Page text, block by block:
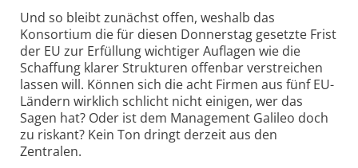
Und so bleibt zunächst offen, weshalb das
Konsortium die für diesen Donnerstag gesetzte Frist
der EU zur Erfüllung wichtiger Auflagen wie die
Schaffung klarer Strukturen offenbar verstreichen
lassen will. Können sich die acht Firmen aus fünf EU-
Ländern wirklich schlicht nicht einigen, wer das
Sagen hat? Oder ist dem Management Galileo doch
zu riskant? Kein Ton dringt derzeit aus den
Zentralen.